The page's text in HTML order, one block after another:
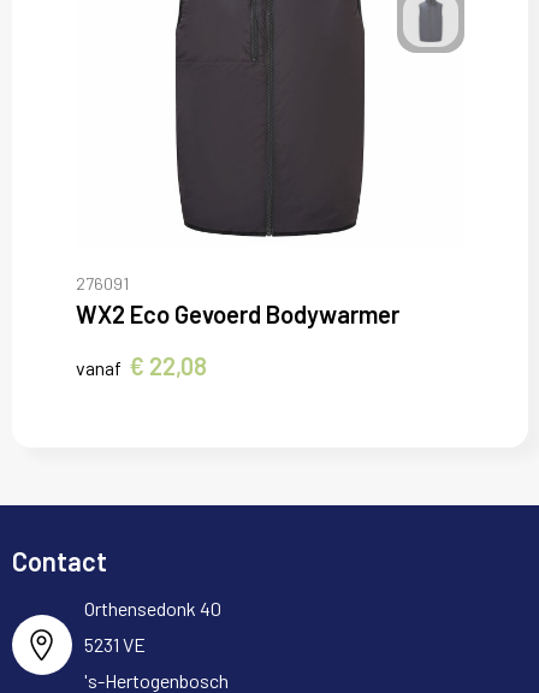
276091
WX2 Eco Gevoerd Bodywarmer
vanaf € 22,08
Contact
Orthensedonk 40
5231 VE
's-Hertogenbosch